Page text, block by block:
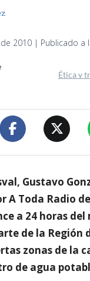
2010 | Publicado a
Ética y
Gustavo
A Toda Radio
a 24 horas
de la Región
zonas de la
de agua